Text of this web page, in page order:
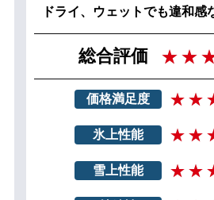
ドライ、ウェットでも違和感
総合評価
価格満足度
氷上性能
雪上性能